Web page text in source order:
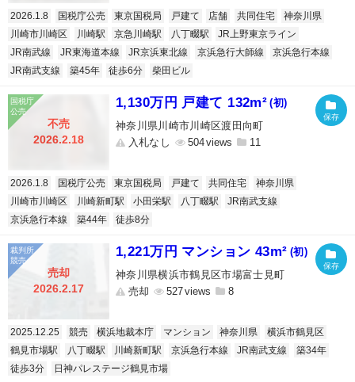
2026.1.8 国税庁公売 東京国税局 戸建て 店舗 共同住宅
神奈川県
川崎市川崎区
川崎駅 京急川崎駅 八丁畷駅
JR上野東京ライン
JR南武線
JR東海道本線 JR京浜東北線 京浜急行大師線
京浜急行本線
JR南武支線
築45年 徒歩6分 柴田ビル
不売
2026.2.18
1,130万円 戸建て 132m² (初)
神奈川県川崎市川崎区渡田向町
入札なし
504 11
2026.1.8 国税庁公売 東京国税局 戸建て 共同住宅
神奈川県
川崎市川崎区
川崎新町駅 小田栄駅 八丁畷駅
JR南武支線
京浜急行本線
築44年 徒歩8分
売却
2026.2.17
1,221万円 マンション 43m² (初)
神奈川県横浜市鶴見区市場富士見町
売却
527 8
2025.12.25 競売 横浜地裁本庁 マンション 神奈川県
横浜市鶴見区
鶴見市場駅
八丁畷駅 川崎新町駅 京浜急行本線 JR南武支線
築34年
徒歩3分
日神パレステージ鶴見市場